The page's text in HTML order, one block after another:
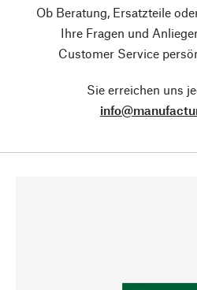
Ob Beratung, Ersatzteile
Ihre Fragen und
Customer Service
Sie erreichen uns